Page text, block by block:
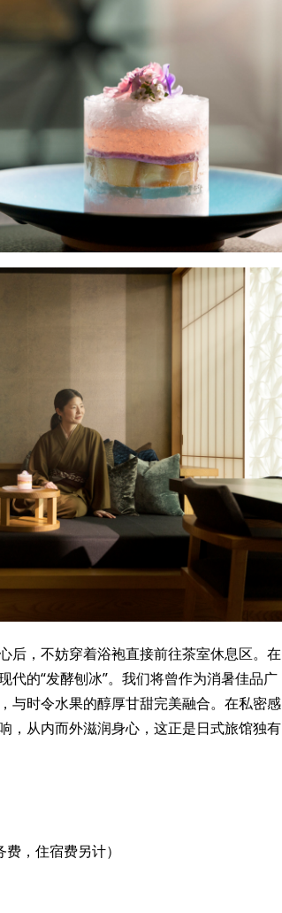
后，不妨穿着浴袍直接前往茶室休息区。在
代的“发酵刨冰”。我们将曾作为消暑佳品广
与时令水果的醇厚甘甜完美融合。在私密感
，从内而外滋润身心，这正是日式旅馆独有
，住宿费另计）